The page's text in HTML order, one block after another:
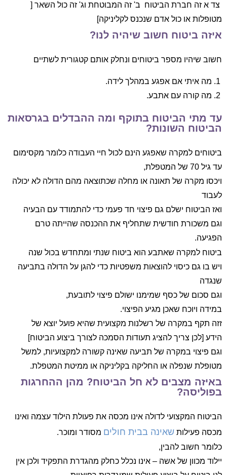
צד א זה חברת הביטוח ב' זה המבוטחת וג' זה כול השאר [
מטופלות או כול אדם שנכנס לקליניקה]
איזה ביטוח חשוב שיהיה לנו?
חשוב שיהיו מספר ביטוחים ונחלק אותם קטגורית לשתיים
מה איתי אם אפגע במהלך לידה.
מה קורה עם אתבע.
עד מתי הביטוח בתוקף ומה ההבדלים בגרסאות
הביטוח השונות?
ביטוחים למקרה שאפגע הינם לכול חיי העבודה כלומר מקסימום
עד גיל 70 של המטפלת,
ויכסו מקרה של תאונה או מחלה שכתוצאה מהם הדולה לא יכולה
לעבוד
ואז הביטוח ישלם גם פיצוי חד פעמי כדי להתמודד עם הבעיה
וגם משכורת חודשית שתחליף את ההכנסה שהייתה טרם
הפגיעה.
ביטוח למקרה שאתבע הוא ביטוח שנתי ומתחדש בכול שנה
ויש בו גם כיסוי להוצאות משפטיות כדי להגן על הדולה בתביעה
שנגדה
וגם סכום של כסף שמימנו ישולם פיצוי לתובעת,
במידה ויוכח שאכן מגיע הפיצוי.
זזה תקף במקרה של רשלנות מקצועית שהיא פועל יוצא של
הידע [לכן צריך להציג תעודות הסמכה לצורך ביצוע הביטוח]
וגם פיצוי במקרה של תביעה שאינה קשורה למקצועיות, למשל
מטופלת שנפלה או החליקה בקליניקה או ממיטת המטפלת.
באיזה מצבים לא חל הביטוח? מהן ההחרגות
בפוליסה?
הביטוח המקצועי לדולה אינו מכסה את פעולת הילוד עצמה ואינו
מכסה פעילות שאינה בבית חולים מסודר ומוכר.
כלומר חשוב להבין,
יילוד מכוון של אשה – אינו נכלל כחלק מהגדרת התפקיד ולכן אין